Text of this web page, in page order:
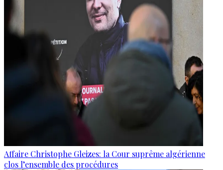
Affaire Christophe Gleizes: la Cour suprême algérienne
clos l’ensemble des procédures